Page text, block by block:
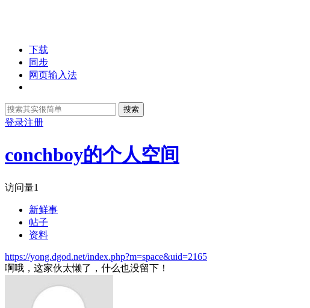
下载
同步
网页输入法
搜索
登录注册
conchboy的个人空间
访问量1
新鲜事
帖子
资料
https://yong.dgod.net/index.php?m=space&uid=2165
啊哦，这家伙太懒了，什么也没留下！